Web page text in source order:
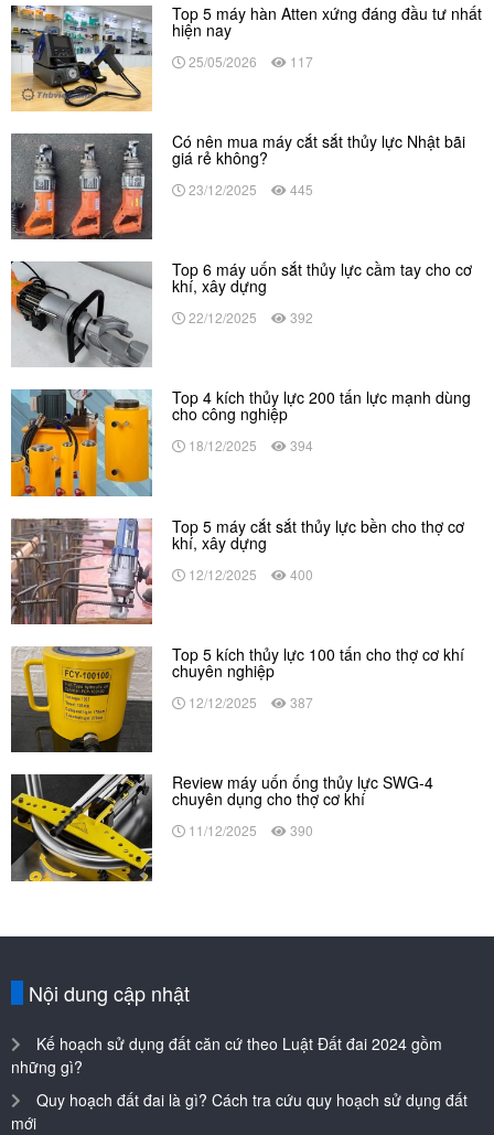
Top 5 máy hàn Atten xứng đáng đầu tư nhất
hiện nay
25/05/2026 117
Có nên mua máy cắt sắt thủy lực Nhật bãi
giá rẻ không?
23/12/2025 445
Top 6 máy uốn sắt thủy lực cầm tay cho cơ
khí, xây dựng
22/12/2025 392
Top 4 kích thủy lực 200 tấn lực mạnh dùng
cho công nghiệp
18/12/2025 394
Top 5 máy cắt sắt thủy lực bền cho thợ cơ
khí, xây dựng
12/12/2025 400
Top 5 kích thủy lực 100 tấn cho thợ cơ khí
chuyên nghiệp
12/12/2025 387
Review máy uốn ống thủy lực SWG-4
chuyên dụng cho thợ cơ khí
11/12/2025 390
Nội dung cập nhật
Kế hoạch sử dụng đất căn cứ theo Luật Đất đai 2024 gồm
những gì?
Quy hoạch đất đai là gì? Cách tra cứu quy hoạch sử dụng đất
mới